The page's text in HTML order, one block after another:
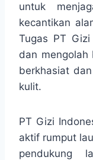
untuk
kecantikan
Tugas PT
dan
berkhasiat
kulit.
PT Gizi
aktif rumput
pendukung